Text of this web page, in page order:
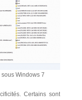
Windows 7
Certains sont